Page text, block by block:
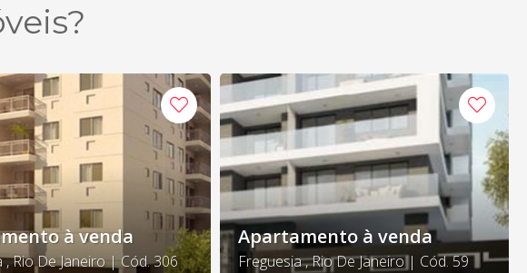
à venda
, Rio De Janeiro | Cód. 306
Apartamento à venda
Freguesia , Rio De Janeiro | Cód. 59